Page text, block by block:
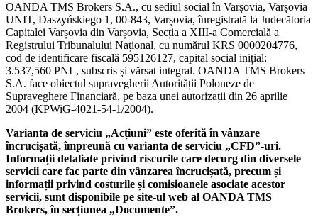
OANDA TMS Brokers S.A., cu sediul social în Varșovia, Varșovia
UNIT, Daszyńskiego 1, 00-843, Varșovia, înregistrată la Judecătoria
Capitalei Varșovia din Varșovia, Secția a XIII-a Comercială a
Registrului Tribunalului Național, cu numărul KRS 0000204776,
cod de identificare fiscală 595126127, capital social inițial:
3.537,560 PNL, subscris și vărsat integral. OANDA TMS Brokers
S.A. face obiectul supravegherii Autorității Poloneze de
Supraveghere Financiară, pe baza unei autorizații din 26 aprilie
2004 (KPWiG-4021-54-1/2004).
Varianta de serviciu „Acțiuni” este oferită în vânzare
încrucișată, împreună cu varianta de serviciu „CFD”-uri.
Informații detaliate privind riscurile care decurg din diversele
servicii care fac parte din vânzarea încrucișată, precum și
informații privind costurile și comisioanele asociate acestor
servicii, sunt disponibile pe site-ul web al OANDA TMS
Brokers, în secțiunea „Documente”.